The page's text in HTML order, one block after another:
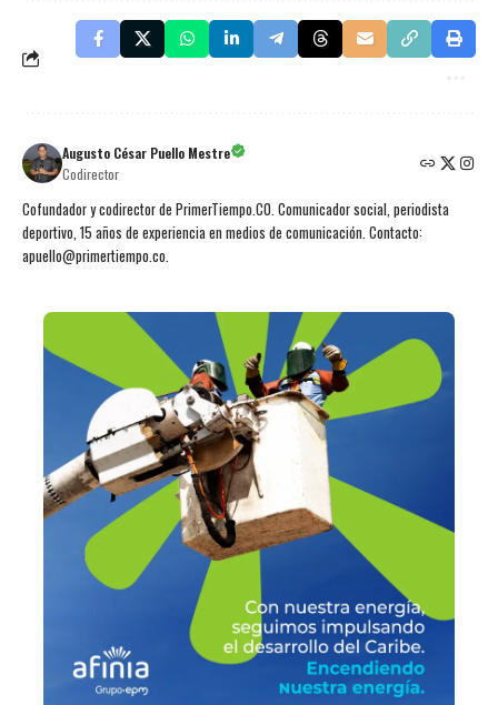
Augusto César Puello Mestre
Codirector
Cofundador y codirector de PrimerTiempo.CO. Comunicador social, periodista
deportivo, 15 años de experiencia en medios de comunicación. Contacto:
apuello@primertiempo.co.